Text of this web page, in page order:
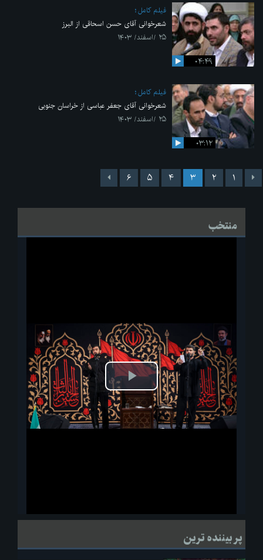
۰۴:۴۹
فیلم کامل
شعرخوانی ‌آقای حسن اسحاقی از البرز
۲۵ /اسفند/ ۱۴۰۳
۰۳:۱۲
فیلم کامل
شعرخوانی آقای جعفر عباسی از خراسان جنوبی
۲۵ /اسفند/ ۱۴۰۳
۱ ۲ ۳ ۴ ۵ ۶
منتخب
پخش
ویدیو
لحظاتی از قرائت زیارت اربعین امام حسین(ع) در مراسم عزاداری هیئات
پر بیننده ترین